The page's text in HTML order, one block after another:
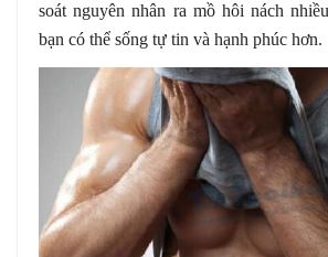
soát nguyên nhân ra mồ hôi nách
bạn có thể sống tự tin và hạnh phúc hơn.